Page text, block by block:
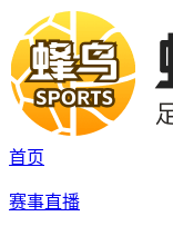
首页
赛事直播